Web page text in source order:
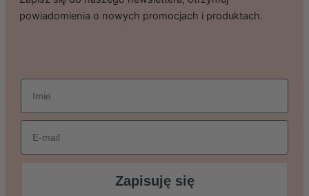
powiadomienia o nowych promocjach i produktach.
imie
Email
Zapisuję się